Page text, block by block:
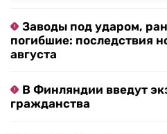
Заводы под ударом,
погибшие: последствия
августа
В Финляндии введут
гражданства